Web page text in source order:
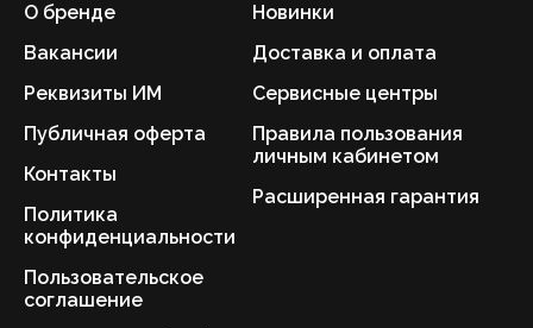
О бренде
Вакансии
Реквизиты ИМ
Публичная оферта
Контакты
Политика
конфиденциальности
Пользовательское
соглашение
Новинки
Доставка и оплата
Сервисные центры
Правила пользования
личным кабинетом
Расширенная гарантия